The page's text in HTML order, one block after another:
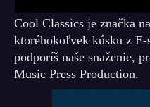
Cool Classics je značka
ktoréhokoľvek kúsku z
podporíš naše snaženie,
Music Press Production.